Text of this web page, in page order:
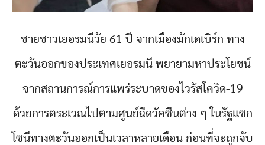
ชายชาวเยอรมนีวัย 61 ปี จากเมืองมักเดเบิร์ก ทาง
ตะวันออกของประเทศเยอรมนี พยายามหาประโยชน์
จากสถานการณ์การแพร่ระบาดของไวรัสโควิด-19
ด้วยการตระเวณไปตามศูนย์ฉีดวัคซีนต่าง ๆ ในรัฐแซก
โซนีทางตะวันออกเป็นเวลาหลายเดือน ก่อนที่จะถูกจับ